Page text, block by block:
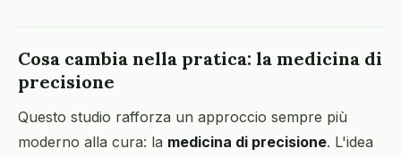
Cosa cambia nella pratica: la medicina di
precisione
Questo studio rafforza un approccio sempre più
moderno alla cura: la medicina di precisione. L'idea